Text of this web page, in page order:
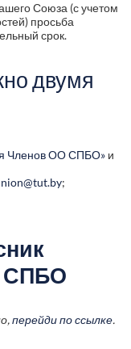
Союза (с учетом
просьба
срок.
двумя
Членов ОО СПБО» и
;
СПБО
перейди по ссылке.